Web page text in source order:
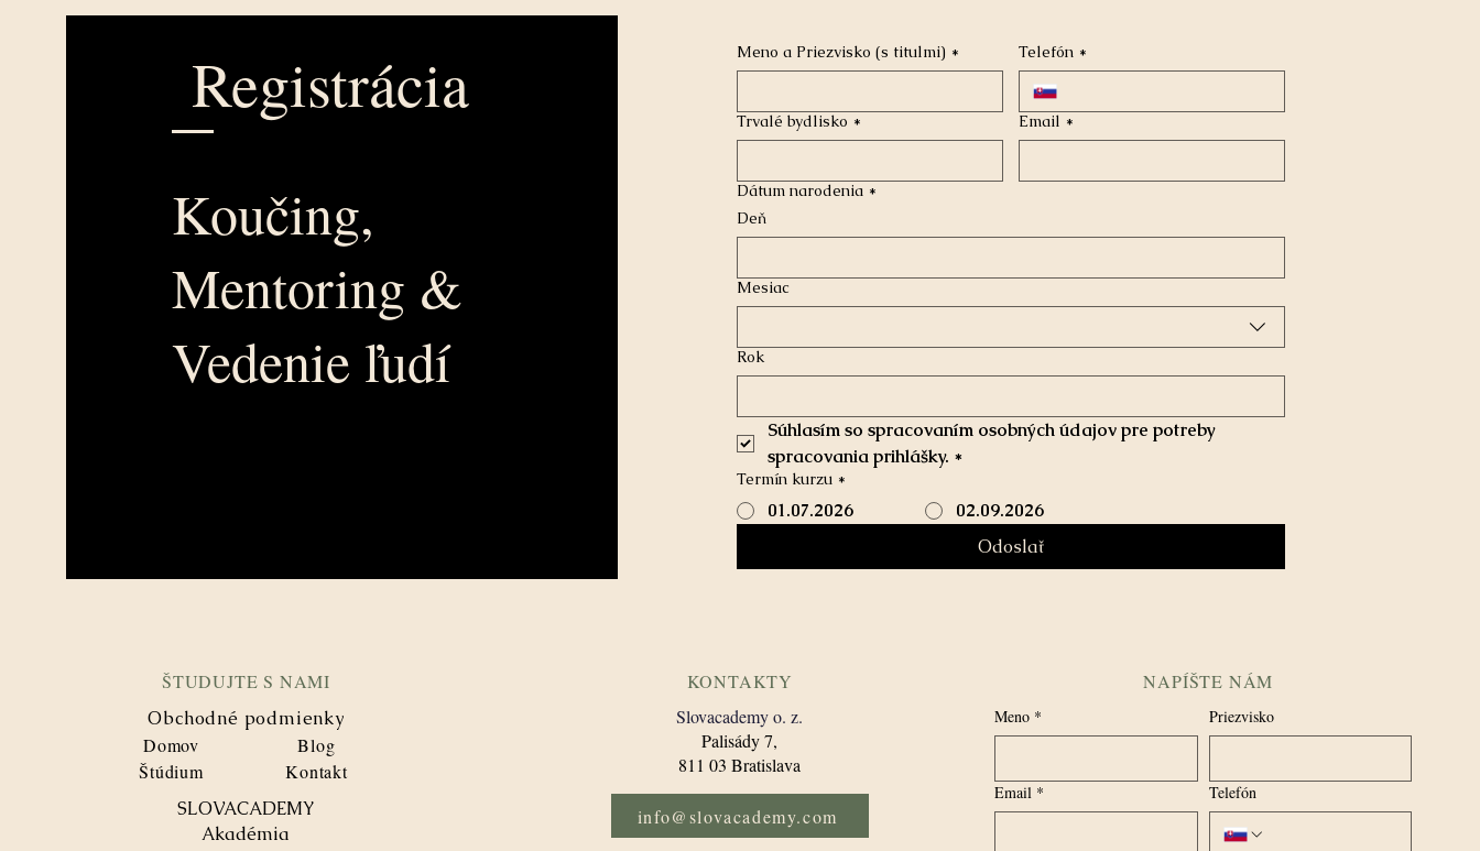
Registrácia
Koučing,
Mentoring &
Vedenie ľudí
Meno a Priezvisko (s titulmi) * Telefón *
Trvalé bydlisko * Email *
Dátum narodenia *
Deň
Mesiac
Rok
Súhlasím so spracovaním osobných údajov pre potreby
spracovania prihlášky. *
Termín kurzu *
01.07.2026
02.09.2026
Odoslať
ŠTUDUJTE S NAMI
Obchodné podmienky
Domov
Štúdium
Blog
Kontakt
SLOVACADEMY
Akadémia
KONTAKTY
Slovacademy o. z.
​Palisády 7,
811 03 Bratislava​
info@slovacademy.com
NAPÍŠTE NÁM
Meno * Priezvisko
Email * Telefón